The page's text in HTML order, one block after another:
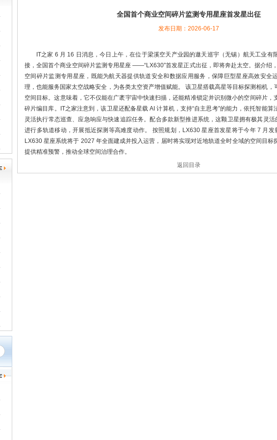
全国首个商业空间碎片监测专用星座首发星出征
发布日期：2026-06-17
IT之家 6 月 16 日消息，今日上午，在位于梁溪空天产业园的遨天巡宇（无锡）航天工业有
接，全国首个商业空间碎片监测专用星座 ——“LX630”首发星正式出征，即将奔赴太空。据介绍
空间碎片监测专用星座，既能为航天器提供轨道安全和数据应用服务，保障巨型星座高效安全
理，也能服务国家太空战略安全，为各类太空资产增值赋能。 该卫星搭载高星等目标探测相机，
空间目标。这意味着，它不仅能在广袤宇宙中快速扫描，还能精准锁定并识别微小的空间碎片，
碎片编目库。IT之家注意到，该卫星还配备星载 AI 计算机，支持“自主思考”的能力，依托智能算
灵活执行常态巡查、应急响应与快速追踪任务。配合多款新型推进系统，这颗卫星拥有极其灵活
进行多轨道移动，开展抵近探测等高难度动作。 按照规划，LX630 星座首发星将于今年 7 月发
LX630 星座系统将于 2027 年全面建成并投入运营，届时将实现对近地轨道全时全域的空间目标
提供精准预警，推动全球空间治理合作。
返回目录